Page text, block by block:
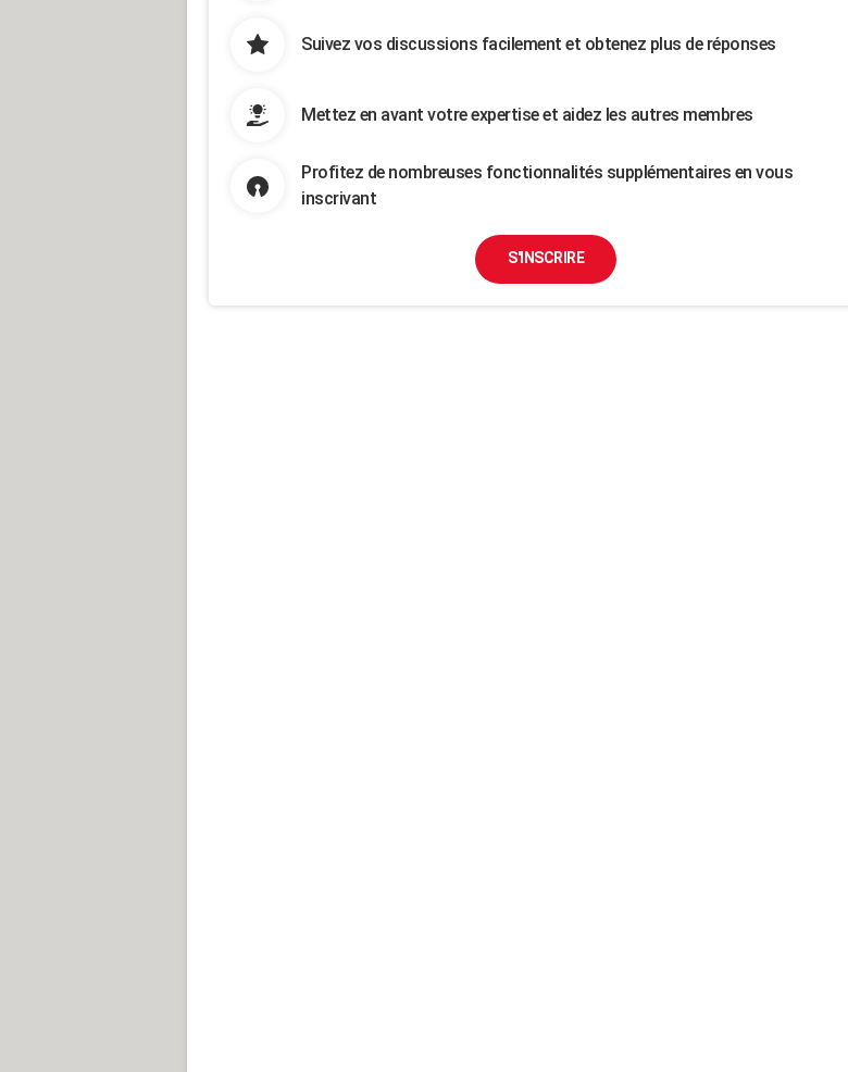
Suivez vos discussions facilement et obtenez plus de réponses
Mettez en avant votre expertise et aidez les autres membres
Profitez de nombreuses fonctionnalités supplémentaires en vous
inscrivant
S'INSCRIRE